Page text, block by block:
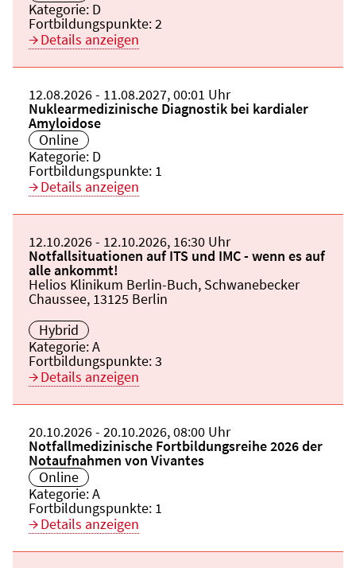
Kategorie: D
Fortbildungspunkte:2
Details anzeigen
Beginn:
12.08.2026Ende und Anfangszeit:
- 11.08.2027,00:01 Uhr
Veranstaltungstitel:
Nuklearmedizinische Diagnostik bei kardialer
Amyloidose
Veranstaltungsort:
Online
Kategorie: D
Fortbildungspunkte: 1
Details anzeigen
Beginn:
12.10.2026Ende und Anfangszeit:
- 12.10.2026, 16:30 Uhr
Veranstaltungstitel:
Notfallsituationen auf ITS und IMC - wenn es auf
alle ankommt!
Veranstaltungsort:
Helios Klinikum Berlin-Buch, Schwanebecker
Chaussee, 13125 Berlin
Hybrid
Kategorie:A
Fortbildungspunkte:3
Details anzeigen
Beginn:
20.10.2026Ende und Anfangszeit:
- 20.10.2026,08:00 Uhr
Veranstaltungstitel:
Notfallmedizinische Fortbildungsreihe 2026 der
Notaufnahmen von Vivantes
Veranstaltungsort:
Online
Kategorie:A
Fortbildungspunkte: 1
Details anzeigen